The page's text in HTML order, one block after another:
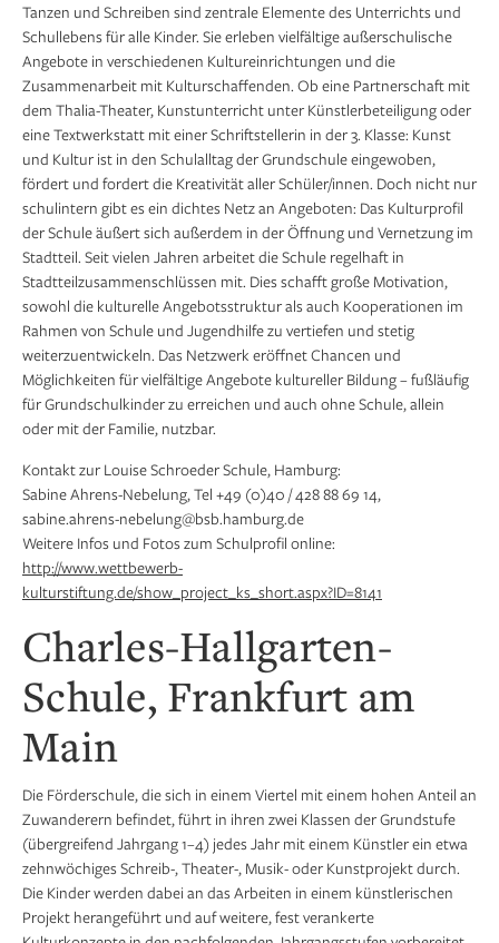
Tanzen und Schreiben sind zentrale Elemente des Unterrichts und
Schullebens für alle Kinder. Sie erleben vielfältige außerschulische
Angebote in verschiedenen Kultureinrichtungen und die
Zusammenarbeit mit Kulturschaffenden. Ob eine Partnerschaft mit
dem Thalia-Theater, Kunstunterricht unter Künstlerbeteiligung oder
eine Textwerkstatt mit einer Schriftstellerin in der 3. Klasse: Kunst
und Kultur ist in den Schulalltag der Grundschule eingewoben,
fördert und fordert die Kreativität aller Schüler/innen. Doch nicht nur
schulintern gibt es ein dichtes Netz an Angeboten: Das Kulturprofil
der Schule äußert sich außerdem in der Öffnung und Vernetzung im
Stadtteil. Seit vielen Jahren arbeitet die Schule regelhaft in
Stadtteilzusammenschlüssen mit. Dies schafft große Motivation,
sowohl die kulturelle Angebotsstruktur als auch Kooperationen im
Rahmen von Schule und Jugendhilfe zu vertiefen und stetig
weiterzuentwickeln. Das Netzwerk eröffnet Chancen und
Möglichkeiten für vielfältige Angebote kultureller Bildung – fußläufig
für Grundschulkinder zu erreichen und auch ohne Schule, allein
oder mit der Familie, nutzbar.
Kontakt zur Louise Schroeder Schule, Hamburg:
Sabine Ahrens-Nebelung, Tel +49 (0)40 / 428 88 69 14,
sabine.ahrens-nebelung@bsb.hamburg.de
Weitere Infos und Fotos zum Schulprofil online:
http://www.wettbewerb-
kulturstiftung.de/show_project_ks_short.aspx?ID=8141
Charles-Hallgarten-
Schule, Frankfurt am
Main
Die Förderschule, die sich in einem Viertel mit einem hohen Anteil an
Zuwanderern befindet, führt in ihren zwei Klassen der Grundstufe
(übergreifend Jahrgang 1–4) jedes Jahr mit einem Künstler ein etwa
zehnwöchiges Schreib-, Theater-, Musik- oder Kunstprojekt durch.
Die Kinder werden dabei an das Arbeiten in einem künstlerischen
Projekt herangeführt und auf weitere, fest verankerte